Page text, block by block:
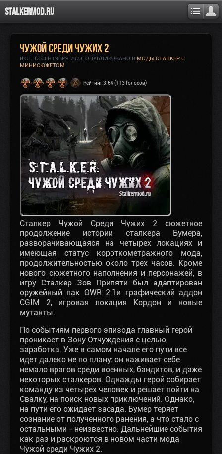
Stalkermod.ru
Чужой Среди Чужих 2
ВКЛ. 13 СЕНТЯБРЯ 2023. ОПУБЛИКОВАНО В МОДЫ СТАЛКЕР С
МИНИСЮЖЕТОМ
Рейтинг 3.64 (113 Голосов)
Сталкер Чужой Среди Чужих 2 сюжетное
продолжение истории сталкера Бумера,
разворачивающаяся на четырех локациях и
имеющая статус короткометражного мода,
продолжительностью около трех часов. Кроме
нового сюжетного наполнения и персонажей, в
игру Сталкер Зов Припяти был адаптирован
оружейный пак OWR 2.1и графический аддон
CGIM 2, игровая локация Кордон и новые
мутанты.
По событиям первого эпизода главный герой
проникает в Зону Отчуждения с целью
заработка. Уже в самом начале его пути все
идет далеко не по плану: он наживает себе
немало врагов среди военных, бандитов, и даже
некоторых сталкеров. Однажды герой собирает
команду из четырех человек и решает пойти на
Свалку, на поиск новых приключений. Однако,
на пути его ожидает засада. Бумер теряет
сознание от полученного ранения, а что стало с
остальными - неизвестно. Дальнейшие события
как раз и раскроются в новом части мода
Чужой среди Чужих 2.